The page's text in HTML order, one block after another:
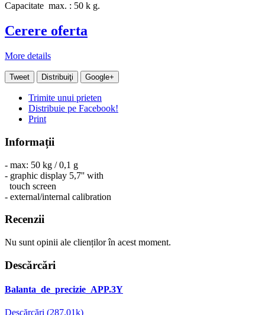
Capacitate max. : 50 k g.
Cerere oferta
More details
Tweet Distribuiţi Google+
Trimite unui prieten
Distribuie pe Facebook!
Print
Informații
- max: 50 kg / 0,1 g
- graphic display 5,7'' with
touch screen
- external/internal calibration
Recenzii
Nu sunt opinii ale clienților în acest moment.
Descărcări
Balanta_de_precizie_APP.3Y
Descărcări (287.01k)